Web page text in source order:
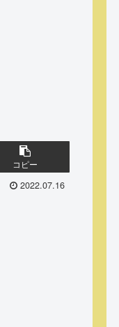
コピー
2022.07.16